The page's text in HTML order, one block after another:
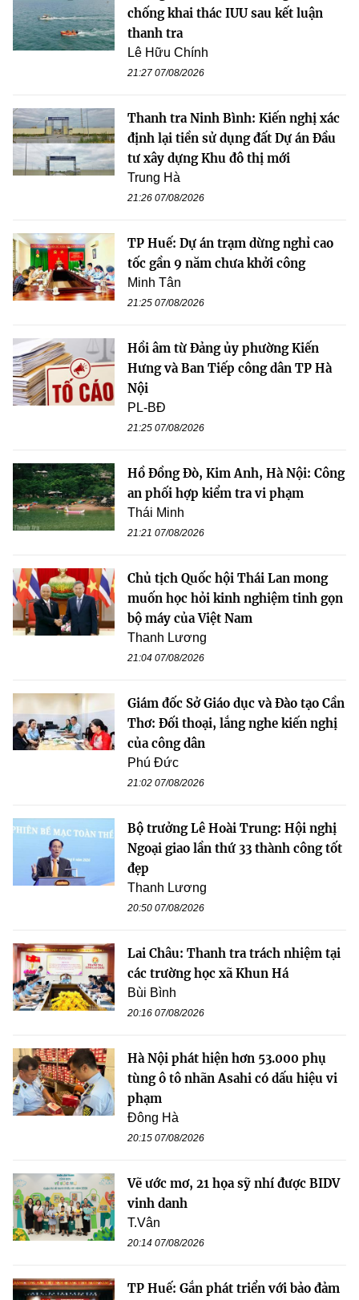
chống khai thác IUU sau kết luận
thanh tra
Lê Hữu Chính
21:27 07/08/2026
Thanh tra Ninh Bình: Kiến nghị xác
định lại tiền sử dụng đất Dự án Đầu
tư xây dựng Khu đô thị mới
Trung Hà
21:26 07/08/2026
TP Huế: Dự án trạm dừng nghỉ cao
tốc gần 9 năm chưa khởi công
Minh Tân
21:25 07/08/2026
Hồi âm từ Đảng ủy phường Kiến
Hưng và Ban Tiếp công dân TP Hà
Nội
PL-BĐ
21:25 07/08/2026
Hồ Đồng Đò, Kim Anh, Hà Nội: Công
an phối hợp kiểm tra vi phạm
Thái Minh
21:21 07/08/2026
Chủ tịch Quốc hội Thái Lan mong
muốn học hỏi kinh nghiệm tinh gọn
bộ máy của Việt Nam
Thanh Lương
21:04 07/08/2026
Giám đốc Sở Giáo dục và Đào tạo Cần
Thơ: Đối thoại, lắng nghe kiến nghị
của công dân
Phú Đức
21:02 07/08/2026
Bộ trưởng Lê Hoài Trung: Hội nghị
Ngoại giao lần thứ 33 thành công tốt
đẹp
Thanh Lương
20:50 07/08/2026
Lai Châu: Thanh tra trách nhiệm tại
các trường học xã Khun Há
Bùi Bình
20:16 07/08/2026
Hà Nội phát hiện hơn 53.000 phụ
tùng ô tô nhãn Asahi có dấu hiệu vi
phạm
Đông Hà
20:15 07/08/2026
Vẽ ước mơ, 21 họa sỹ nhí được BIDV
vinh danh
T.Vân
20:14 07/08/2026
TP Huế: Gắn phát triển với bảo đảm